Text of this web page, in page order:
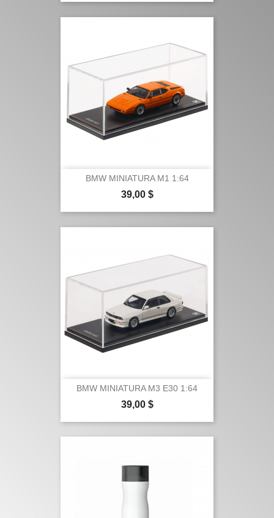
BMW MINIATURA M1 1:64
Precio
39,00 $
BMW MINIATURA M3 E30 1:64
Precio
39,00 $